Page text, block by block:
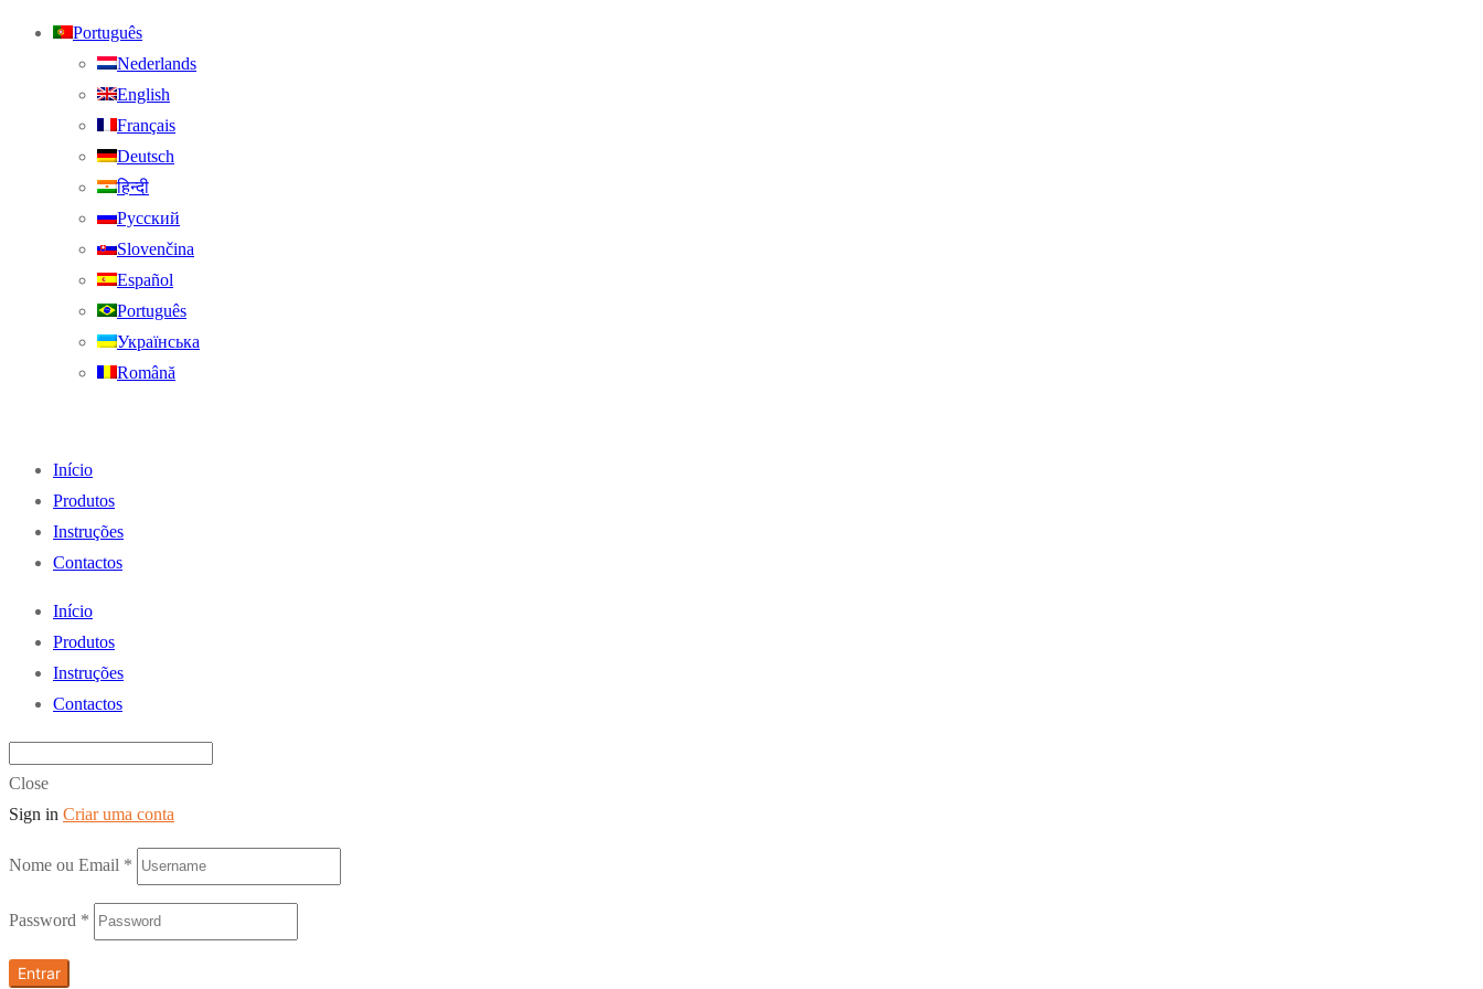
Português
Nederlands
English
Français
Deutsch
हिन्दी
Русский
Slovenčina
Español
Português
Українська
Română
Início
Produtos
Instruções
Contactos
Início
Produtos
Instruções
Contactos
Close
Sign in Criar uma conta
Nome ou Email *
Password *
Entrar